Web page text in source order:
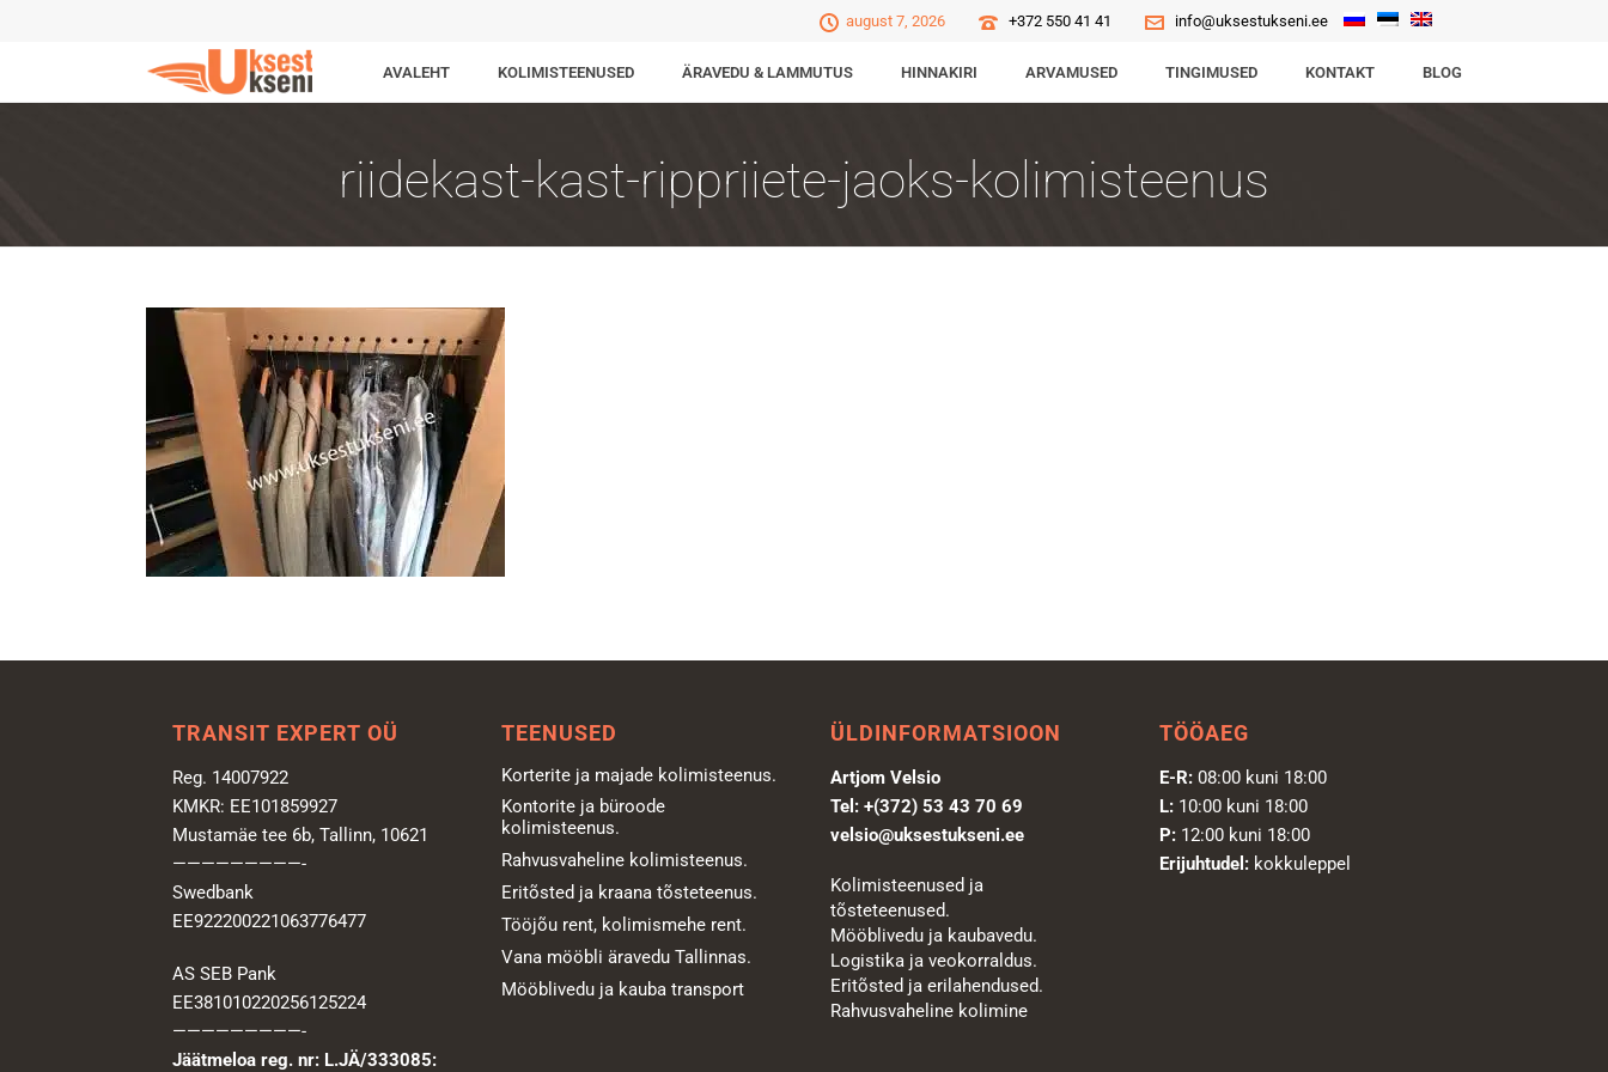
august 7, 2026 +372 550 41 41 info@uksestukseni.ee
AVALEHT KOLIMISTEENUSED ÄRAVEDU & LAMMUTUS HINNAKIRI ARVAMUSED TINGIMUSED KONTAKT BLOG
riidekast-kast-rippriiete-jaoks-kolimisteenus
TRANSIT EXPERT OÜ
Reg. 14007922
KMKR: EE101859927
Mustamäe tee 6b, Tallinn, 10621
—————————-
Swedbank
EE922200221063776477
AS SEB Pank
EE381010220256125224
—————————-
Jäätmeloa reg. nr: L.JÄ/333085:
TEENUSED
Korterite ja majade kolimisteenus.
Kontorite ja büroode
kolimisteenus.
Rahvusvaheline kolimisteenus.
Eritõsted ja kraana tõsteteenus.
Tööjõu rent, kolimismehe rent.
Vana mööbli äravedu Tallinnas.
Mööblivedu ja kauba transport
ÜLDINFORMATSIOON
Artjom Velsio
Tel: +(372) 53 43 70 69
velsio@uksestukseni.ee
Kolimisteenused ja
tõsteteenused.
Mööblivedu ja kaubavedu.
Logistika ja veokorraldus.
Eritõsted ja erilahendused.
Rahvusvaheline kolimine
TÖÖAEG
E-R: 08:00 kuni 18:00
L: 10:00 kuni 18:00
P: 12:00 kuni 18:00
Erijuhtudel: kokkuleppel